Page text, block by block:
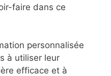
faire dans ce
personnalisée
à utiliser leur
efficace et à